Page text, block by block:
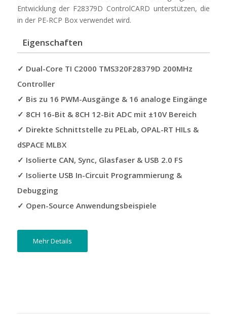
Entwicklung der F28379D ControlCARD unterstützen, die
in der PE-RCP Box verwendet wird.
Eigenschaften
✓ Dual-Core TI C2000 TMS320F28379D 200MHz
Controller
✓ Bis zu 16 PWM-Ausgänge & 16 analoge Eingänge
✓ 8CH 16-Bit & 8CH 12-Bit ADC mit ±10V Bereich
✓ Direkte Schnittstelle zu PELab, OPAL-RT HILs &
dSPACE MLBX
✓ Isolierte CAN, Sync, Glasfaser & USB 2.0 FS
✓ Isolierte USB In-Circuit Programmierung &
Debugging
✓ Open-Source Anwendungsbeispiele
Mehr Details